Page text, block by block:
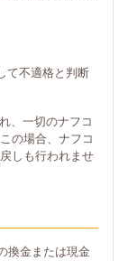
て不適格と判断
、一切のナフコ
の場合、ナフコ
しも行われませ
換金または現金